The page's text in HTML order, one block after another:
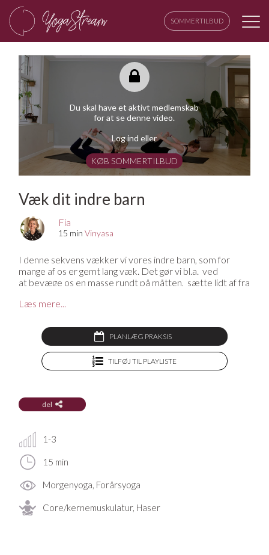
SOMMERTILBUD
Du skal have et aktivt medlemskab
for at se denne video.
Log ind eller
KØB SOMMERTILBUD
del
1-3
15 min
Morgenyoga, Forårsyoga
Core/kernemuskulatur, Haser
PLANLÆG PRAKSIS
TILFØJ TIL PLAYLISTE
Væk dit indre barn
Fia
15 minVinyasa
I denne sekvens vækker vi vores indre barn, som for
mange af os er gemt lang væk. Det gør vi bl.a. ved
at bevæge os en masse rundt på måtten, sætte lidt af fra
legesyge del af os.
Mangler du en yogamåtte, en yogabolster, en blok eller
andet udstyr til din praksis? På YogaStream Shop finder
du det lækreste yogatøj og yogaudstyr, og som medlem
Læs mere...